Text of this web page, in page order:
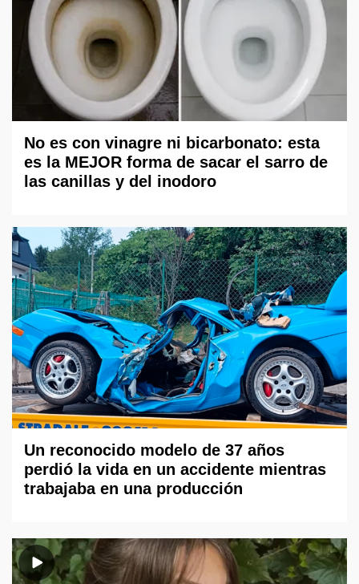
No es con vinagre ni bicarbonato: esta
es la MEJOR forma de sacar el sarro de
las canillas y del inodoro
Un reconocido modelo de 37 años
perdió la vida en un accidente mientras
trabajaba en una producción